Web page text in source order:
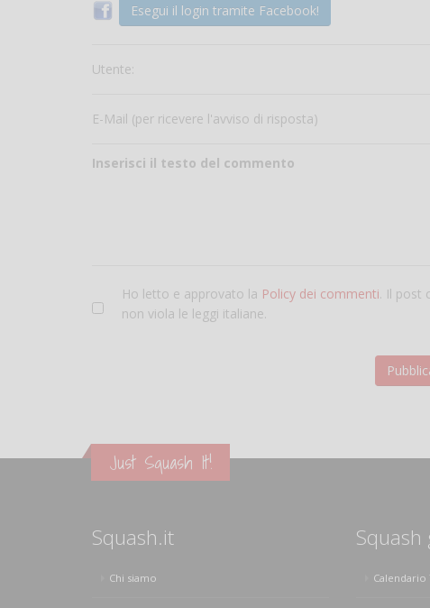
Esegui il login tramite Facebook!
Utente:
E-Mail (per ricevere l'avviso di risposta)
Inserisci il testo del commento
Ho letto e approvato la Policy dei commenti. Il post
non viola le leggi italiane.
Just Squash It!
Squash.it
Chi siamo
Squash
Calendario